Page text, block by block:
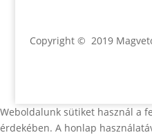
Copyright © 2019
Weboldalunk sütiket használ a
érdekében. A honlap